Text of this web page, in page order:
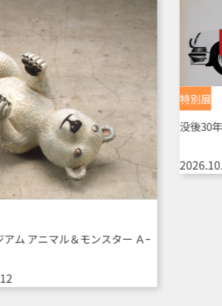
ム アニマル＆モンスター Ａｰ
特別展
没後30